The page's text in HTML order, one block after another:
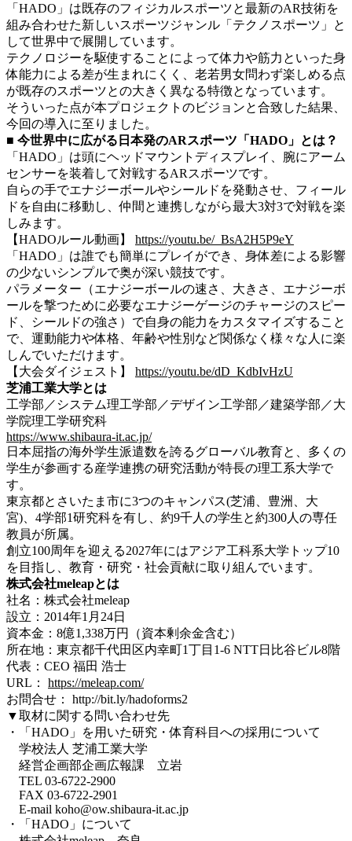
「HADO」は既存のフィジカルスポーツと最新のAR技術を
組み合わせた新しいスポーツジャンル「テクノスポーツ」と
して世界中で展開しています。
テクノロジーを駆使することによって体⼒や筋⼒といった⾝
体能⼒による差が⽣まれにくく、⽼若男⼥問わず楽しめる点
が既存のスポーツとの⼤きく異なる特徴となっています。
そういった点が本プロジェクトのビジョンと合致した結果、
今回の導⼊に至りました。
■ 今世界中に広がる日本発のARスポーツ「HADO」とは？
「HADO」は頭にヘッドマウントディスプレイ、腕にアーム
センサーを装着して対戦するARスポーツです。
自らの手でエナジーボールやシールドを発動させ、フィール
ドを自由に移動し、仲間と連携しながら最大3対3で対戦を楽
しみます。
【HADOルール動画】 https://youtu.be/_BsA2H5P9eY
「HADO」は誰でも簡単にプレイができ、身体差による影響
の少ないシンプルで奥が深い競技です。
パラメーター（エナジーボールの速さ、大きさ、エナジーボ
ールを撃つために必要なエナジーゲージのチャージのスピー
ド、シールドの強さ）で自身の能力をカスタマイズすること
で、運動能力や体格、年齢や性別など関係なく様々な人に楽
しんでいただけます。
【大会ダイジェスト】 https://youtu.be/dD_KdbIvHzU
芝浦工業大学とは
工学部／システム理工学部／デザイン工学部／建築学部／大
学院理工学研究科
https://www.shibaura-it.ac.jp/
日本屈指の海外学生派遣数を誇るグローバル教育と、多くの
学生が参画する産学連携の研究活動が特長の理工系大学で
す。
東京都とさいたま市に3つのキャンパス(芝浦、豊洲、大
宮)、4学部1研究科を有し、約9千人の学生と約300人の専任
教員が所属。
創立100周年を迎える2027年にはアジア工科系大学トップ10
を目指し、教育・研究・社会貢献に取り組んでいます。
株式会社meleapとは
社名：株式会社meleap
設立：2014年1月24日
資本金：8億1,338万円（資本剰余金含む）
所在地：東京都千代田区内幸町1丁目1-6 NTT日比谷ビル8階
代表：CEO 福田 浩士
URL： https://meleap.com/
お問合せ： http://bit.ly/hadoforms2
▼取材に関する問い合わせ先
・「HADO」を用いた研究・体育科目への採用について
学校法人 芝浦工業大学
経営企画部企画広報課 立岩
TEL 03-6722-2900
FAX 03-6722-2901
E-mail koho@ow.shibaura-it.ac.jp
・「HADO」について